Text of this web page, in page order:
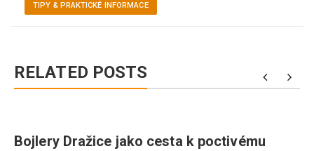
TIPY & PRAKTICKÉ INFORMACE
RELATED POSTS
Bojlery Dražice jako cesta k poctivému